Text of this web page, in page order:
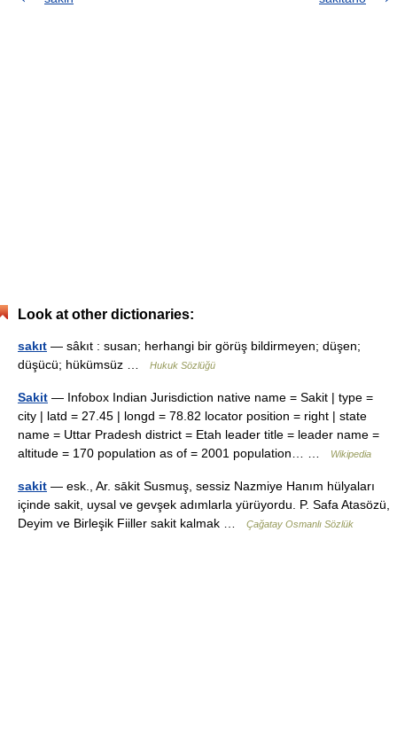
Look at other dictionaries:
sakıt — sâkıt : susan; herhangi bir görüş bildirmeyen; düşen;
düşücü; hükümsüz …
Hukuk Sözlüğü
Sakit — Infobox Indian Jurisdiction native name = Sakit | type =
city | latd = 27.45 | longd = 78.82 locator position = right | state
name = Uttar Pradesh district = Etah leader title = leader name =
altitude = 170 population as of = 2001 population… …
Wikipedia
sakit — esk., Ar. sākit Susmuş, sessiz Nazmiye Hanım hülyaları
içinde sakit, uysal ve gevşek adımlarla yürüyordu. P. Safa Atasözü,
Deyim ve Birleşik Fiiller sakit kalmak …
Çağatay Osmanlı Sözlük